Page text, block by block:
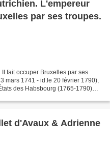
L'empereur
par ses troupes.
fait occuper Bruxelles par ses
mars 1741 - id.le 20 février 1790),
des Habsbourg (1765-1790)
d'Avaux & Adrienne